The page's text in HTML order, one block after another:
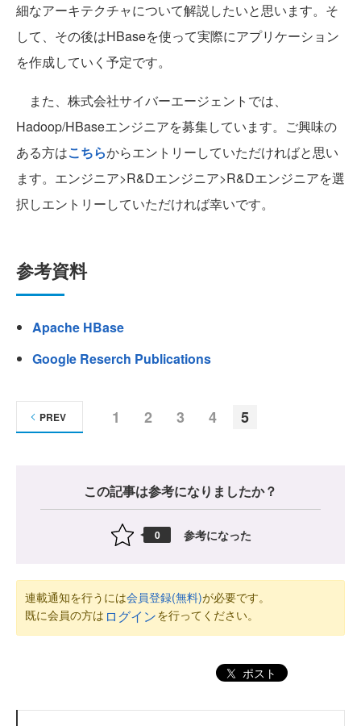
細なアーキテクチャについて解説したいと思います。そ
して、その後はHBaseを使って実際にアプリケーション
を作成していく予定です。
また、株式会社サイバーエージェントでは、
Hadoop/HBaseエンジニアを募集しています。ご興味の
ある方はこちらからエントリーしていただければと思い
ます。エンジニア>R&Dエンジニア>R&Dエンジニアを選
択しエントリーしていただければ幸いです。
参考資料
Apache HBase
Google Reserch Publications
1 2 3 4 5
PREV
この記事は参考になりましたか？
0 参考になった
連載通知を行うには会員登録(無料)が必要です。
既に会員の方は ログインを行ってください。
ポスト